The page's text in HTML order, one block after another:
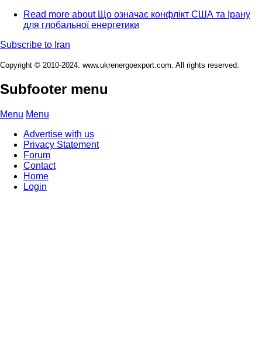
Read more about Що означає конфлікт США та Ірану
для глобальної енергетики
Subscribe to Iran
Copyright © 2010-2024. www.ukrenergoexport.com. All rights reserved.
Subfooter menu
Menu Menu
Advertise with us
Privacy Statement
Forum
Contact
Home
Login